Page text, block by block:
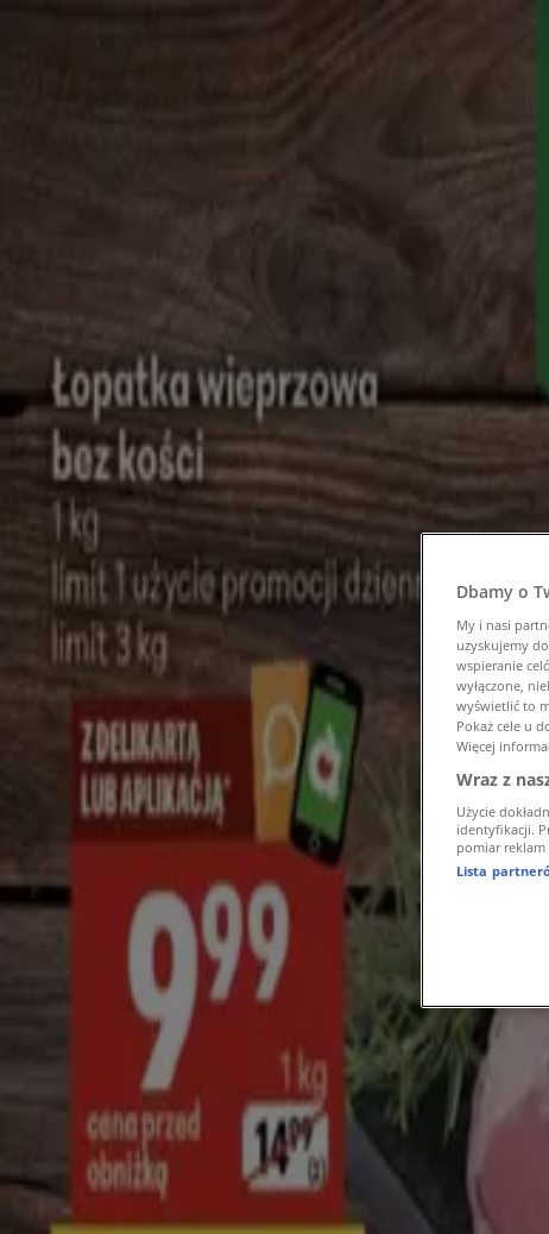
kawiarnie
Samochody, motory i części samochodowe
Najlepsze katalogi w Wołomin
Dbamy o
My i nasi
uzyskujemy
wspieranie
wyłączone,
wyświetlić to
Pokaż cele u
Więcej
Wraz z
Użycie
identyfikacji.
pomiar reklam
Lista